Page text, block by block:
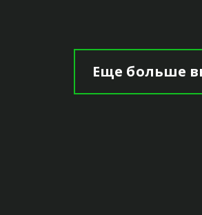
Еще больше